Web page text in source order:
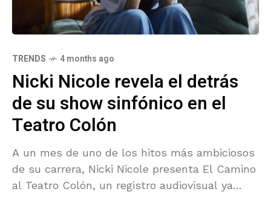
TRENDS 4 months ago
Nicki Nicole revela el detrás
de su show sinfónico en el
Teatro Colón
A un mes de uno de los hitos más ambiciosos
de su carrera, Nicki Nicole presenta El Camino
al Teatro Colón, un registro audiovisual ya